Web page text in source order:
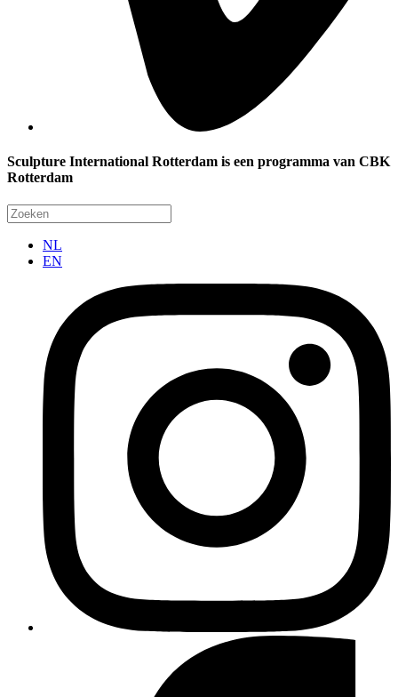
Sculpture International Rotterdam is een programma van CBK
Rotterdam
NL
EN